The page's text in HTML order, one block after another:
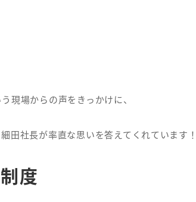
現場からの声をきっかけに、
田社長が率直な思いを答えてくれています
度